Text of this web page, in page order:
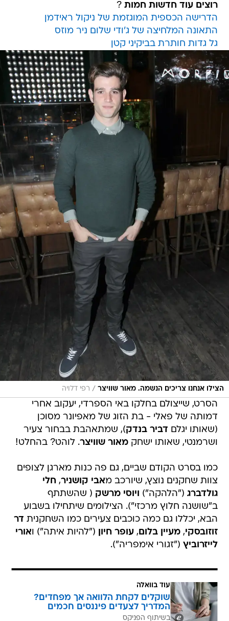
רוצים עוד חדשות חמות ?
הדרישה הכספית המוגזמת של ניקול ראידמן
התאונה המלחיצה של ג'ודי שלום ניר מוזס
גל גדות חותרת בביקיני קטן
הצילו אנחנו צריכים הנשמה. מאור שוויצר / רפי דלויה
הסרט, שייצולם בחלקו באי הספרדי, יעקוב אחרי
דמותה של פאלי - בת הזוג של מאפיונר מסוכן
(שאותו יגלם דביר בנדק), שמתאהבת בבחור צעיר
ושרמנטי, שאותו ישחקמאור שוויצר. לוהט? בהחלט!
כמו בסרט הקודם שביים, גם פה כנות מארגן לצופים
צוות שחקנים נוצץ, שיורכב מאבי קושניר,חלי
גולדברג ("הלהקה") ויוסי מרשק ( שהשתתף
ב"שושנה חלוץ מרכזי"). הצילומים שיתחילו בשבוע
הבא, יכללו גם כמה כוכבים צעירים כמו השחקנית דר
זוזובסקי,מעיין בלום,עופר חיון ("להיות איתה") ואורי
לייזרוביץ ("זגורי אימפריה").
עוד בוואלה
שוקלים לקחת הלוואה אך מפחדים?
המדריך לצעדים פיננסים חכמים
בשיתוף הפניקס